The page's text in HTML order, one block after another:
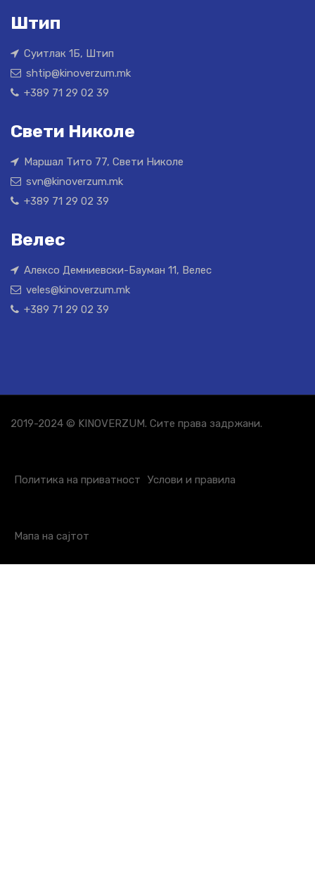
Штип
Суитлак 1Б, Штип
shtip@kinoverzum.mk
+389 71 29 02 39
Свети Николе
Маршал Тито 77, Свети Николе
svn@kinoverzum.mk
+389 71 29 02 39
Велес
Алексо Демниевски-Бауман 11, Велес
veles@kinoverzum.mk
+389 71 29 02 39
2019-2024 © KINOVERZUM. Сите права задржани.
Политика на приватност Услови и правила
Мапа на сајтот